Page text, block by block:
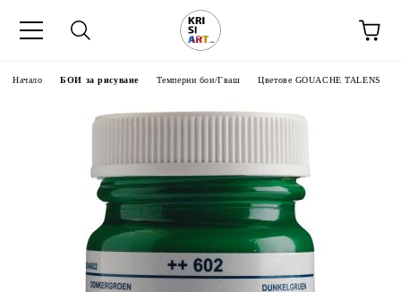
Начало БОИ за рисуване Темперни бои/Гваш Цветове GOUACHE TALENS